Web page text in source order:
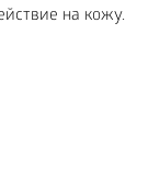
на кожу.